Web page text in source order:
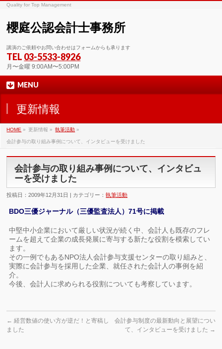
Quality for Top Management
櫻庭公認会計士事務所
講演のご依頼やお問い合わせはフォームからも承ります
TEL 03-5533-8926
月〜金曜 9:00AM〜5:00PM
MENU
更新情報
HOME » 更新情報 » 執筆活動 »
会計参与の取り組み事例について、インタビューを受けました
会計参与の取り組み事例について、インタビュ
ーを受けました
投稿日：2009年12月31日 | カテゴリー：執筆活動
BDO三優ジャーナル（三優監査法人）71号に掲載
中堅中小企業において厳しい状況が続く中、会計人も既存のフレ
ームを超えて企業の成長発展に寄与する新たな役割を模索してい
ます。
その一例でもあるNPO法人会計参与支援センターの取り組みと、
実際に会計参与を採用した企業、就任された会計人の事例を紹
介。
今後、会計人に求められる役割についても考察しています。
← 経営数値の使い方が逆だ！と寄稿し
ました
会計参与制度の最新動向と展望につい
て、インタビューを受けました →